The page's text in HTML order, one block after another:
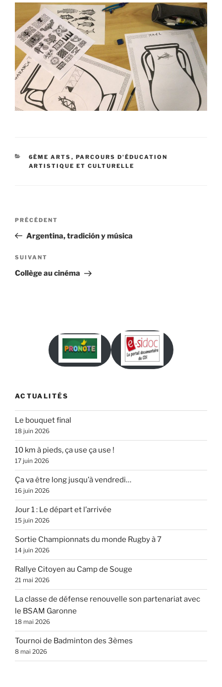
CATÉGORIES
6ÈME ARTS , PARCOURS D'ÉDUCATION
ARTISTIQUE ET CULTURELLE
Navigation
l’article
Article
précédent
PRÉCÉDENT
Argentina, tradición y música
Article
suivant
SUIVANT
Collège au cinéma
ACTUALITÉS
Le bouquet final
18 juin 2026
10 km à pieds, ça use ça use !
17 juin 2026
Ça va être long jusqu’à vendredi…
16 juin 2026
Jour 1 : Le départ et l’arrivée
15 juin 2026
Sortie Championnats du monde Rugby à 7
14 juin 2026
Rallye Citoyen au Camp de Souge
21 mai 2026
La classe de défense renouvelle son partenariat avec
le BSAM Garonne
18 mai 2026
Tournoi de Badminton des 3èmes
8 mai 2026